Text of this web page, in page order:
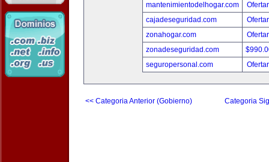
mantenimientodelhogar.com
cajadeseguridad.com
zonahogar.com
zonadeseguridad.com
seguropersonal.com
<< Categoria Anterior (Gobierno) Categoria